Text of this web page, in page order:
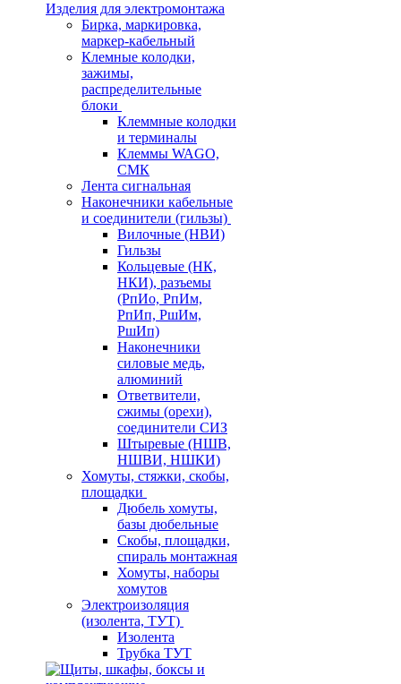
Изделия для электромонтажа
Бирка, маркировка,
маркер-кабельный
Клемные колодки,
зажимы,
распределительные
блоки
Клеммные колодки
и терминалы
Клеммы WAGO,
СМК
Лента сигнальная
Наконечники кабельные
и соединители (гильзы)
Вилочные (НВИ)
Гильзы
Кольцевые (НК,
НКИ), разъемы
(РпИо, РпИм,
РпИп, РшИм,
РшИп)
Наконечники
силовые медь,
алюминий
Ответвители,
сжимы (орехи),
соединители СИЗ
Штыревые (НШВ,
НШВИ, НШКИ)
Хомуты, стяжки, скобы,
площадки
Дюбель хомуты,
базы дюбельные
Скобы, площадки,
спираль монтажная
Хомуты, наборы
хомутов
Электроизоляция
(изолента, ТУТ)
Изолента
Трубка ТУТ